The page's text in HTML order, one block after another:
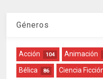
Géneros
Acción 104 Animación
Bélica 86 Ciencia